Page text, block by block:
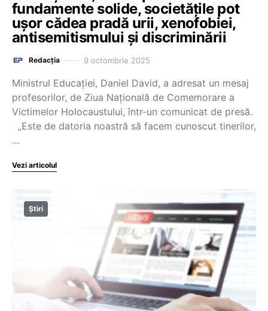
fundamente solide, societățile pot
ușor cădea pradă urii, xenofobiei,
antisemitismului și discriminării
Redacția 9 octombrie 2025
Ministrul Educației, Daniel David, a adresat un mesaj
profesorilor, de Ziua Națională de Comemorare a
Victimelor Holocaustului, într-un comunicat de presă.
„Este de datoria noastră să facem cunoscut tinerilor,
…
Vezi articolul
Știri